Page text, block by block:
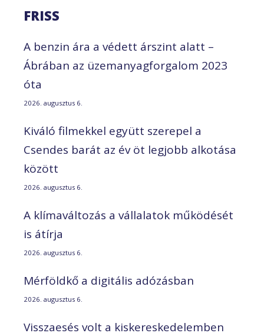
FRISS
A benzin ára a védett árszint alatt –
Ábrában az üzemanyagforgalom 2023
óta
2026. augusztus 6.
Kiváló filmekkel együtt szerepel a
Csendes barát az év öt legjobb alkotása
között
2026. augusztus 6.
A klímaváltozás a vállalatok működését
is átírja
2026. augusztus 6.
Mérföldkő a digitális adózásban
2026. augusztus 6.
Visszaesés volt a kiskereskedelemben